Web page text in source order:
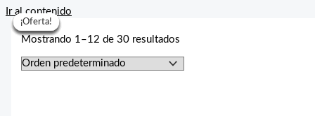
Ir al contenido
Mostrando 1–12 de 30 resultados
¡Oferta!
¡Oferta!
¡Oferta!
¡Oferta!
¡Oferta!
¡Oferta!
¡Oferta!